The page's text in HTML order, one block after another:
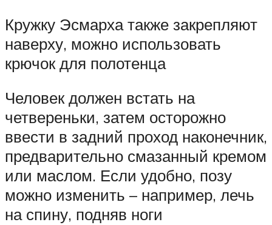
Кружку Эсмарха также закрепляют
наверху, можно использовать
крючок для полотенца
Человек должен встать на
четвереньки, затем осторожно
ввести в задний проход наконечник,
предварительно смазанный кремом
или маслом. Если удобно, позу
можно изменить – например, лечь
на спину, подняв ноги